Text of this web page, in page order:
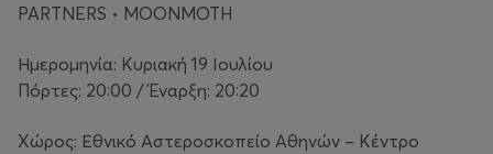
PARTNERS • MOONMOTH
Ημερομηνία: Κυριακή 19 Ιουλίου
Πόρτες: 20:00 / Έναρξη: 20:20
Χώρος: Εθνικό Αστεροσκοπείο Αθηνών – Κέντρο